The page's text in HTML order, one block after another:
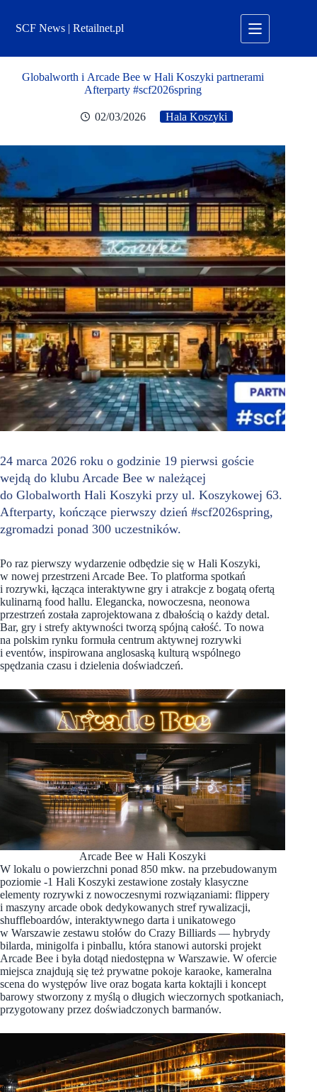
treściSCF News | Retailnet.pl
Globalworth i Arcade Bee w Hali Koszyki partnerami
Afterparty #scf2026spring
02/03/2026 Hala Koszyki
24 marca 2026 roku o godzinie 19 pierwsi goście
wejdą do klubu Arcade Bee w należącej
do Globalworth Hali Koszyki przy ul. Koszykowej 63.
Afterparty, kończące pierwszy dzień #scf2026spring,
zgromadzi ponad 300 uczestników.
Po raz pierwszy wydarzenie odbędzie się w Hali Koszyki,
w nowej przestrzeni Arcade Bee. To platforma spotkań
i rozrywki, łącząca interaktywne gry i atrakcje z bogatą ofertą
kulinarną food hallu. Elegancka, nowoczesna, neonowa
przestrzeń została zaprojektowana z dbałością o każdy detal.
Bar, gry i strefy aktywności tworzą spójną całość. To nowa
na polskim rynku formuła centrum aktywnej rozrywki
i eventów, inspirowana anglosaską kulturą wspólnego
spędzania czasu i dzielenia doświadczeń.
Arcade Bee w Hali Koszyki
W lokalu o powierzchni ponad 850 mkw. na przebudowanym
poziomie -1 Hali Koszyki zestawione zostały klasyczne
elementy rozrywki z nowoczesnymi rozwiązaniami: flippery
i maszyny arcade obok dedykowanych stref rywalizacji,
shuffleboardów, interaktywnego darta i unikatowego
w Warszawie zestawu stołów do Crazy Billiards — hybrydy
bilarda, minigolfa i pinballu, która stanowi autorski projekt
Arcade Bee i była dotąd niedostępna w Warszawie. W ofercie
miejsca znajdują się też prywatne pokoje karaoke, kameralna
scena do występów live oraz bogata karta koktajli i koncept
barowy stworzony z myślą o długich wieczornych spotkaniach,
przygotowany przez doświadczonych barmanów.